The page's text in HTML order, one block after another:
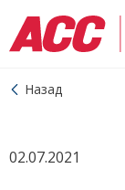
Назад
02.07.2021